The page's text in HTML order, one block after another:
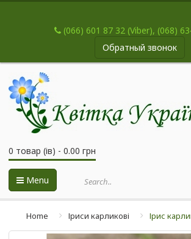
(066) 601 87 32 (Viber), (068)
Обратный звонок
0 товар (ів) - 0.00 грн
Menu
Home Іриси карликові Ірис